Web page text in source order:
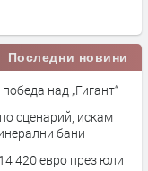
Последни новини
над „Гигант“
сценарий, искам
бани
420 евро през юли